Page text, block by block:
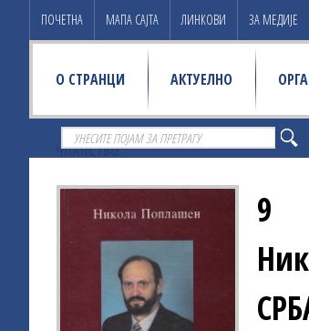
ПОЧЕТНА МАПА САЈТА ЛИНКОВИ ЗА МЕДИЈЕ
О СТРАНЦИ АКТУЕЛНО
ЧЛАНСТВО
9